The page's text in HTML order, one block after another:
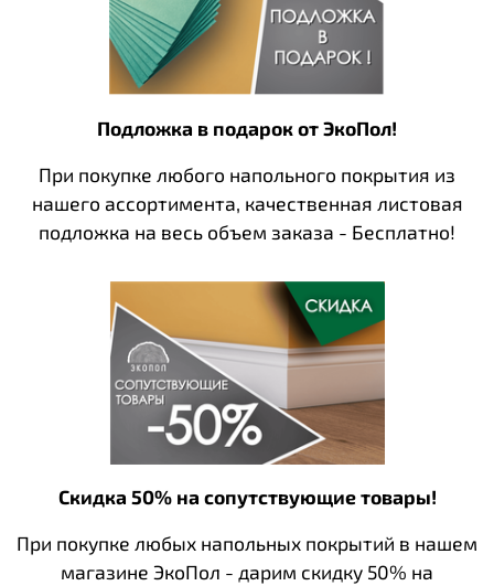
Подложка в подарок от ЭкоПол!
При покупке любого напольного покрытия из
нашего ассортимента, качественная листовая
подложка на весь объем заказа - Бесплатно!
Скидка 50% на сопутствующие товары!
При покупке любых напольных покрытий в нашем
магазине ЭкоПол - дарим скидку 50% на